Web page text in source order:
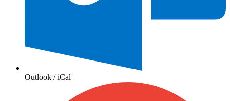
Outlook / iCal